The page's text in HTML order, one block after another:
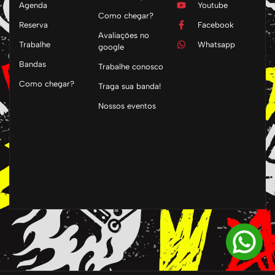
Agenda
Reserva
Trabalhe
Bandas
Como chegar?
Como chegar?
Avaliações no
google
Trabalhe conosco
Traga sua banda!
Nossos eventos
Youtube
Facebook
Whatsapp